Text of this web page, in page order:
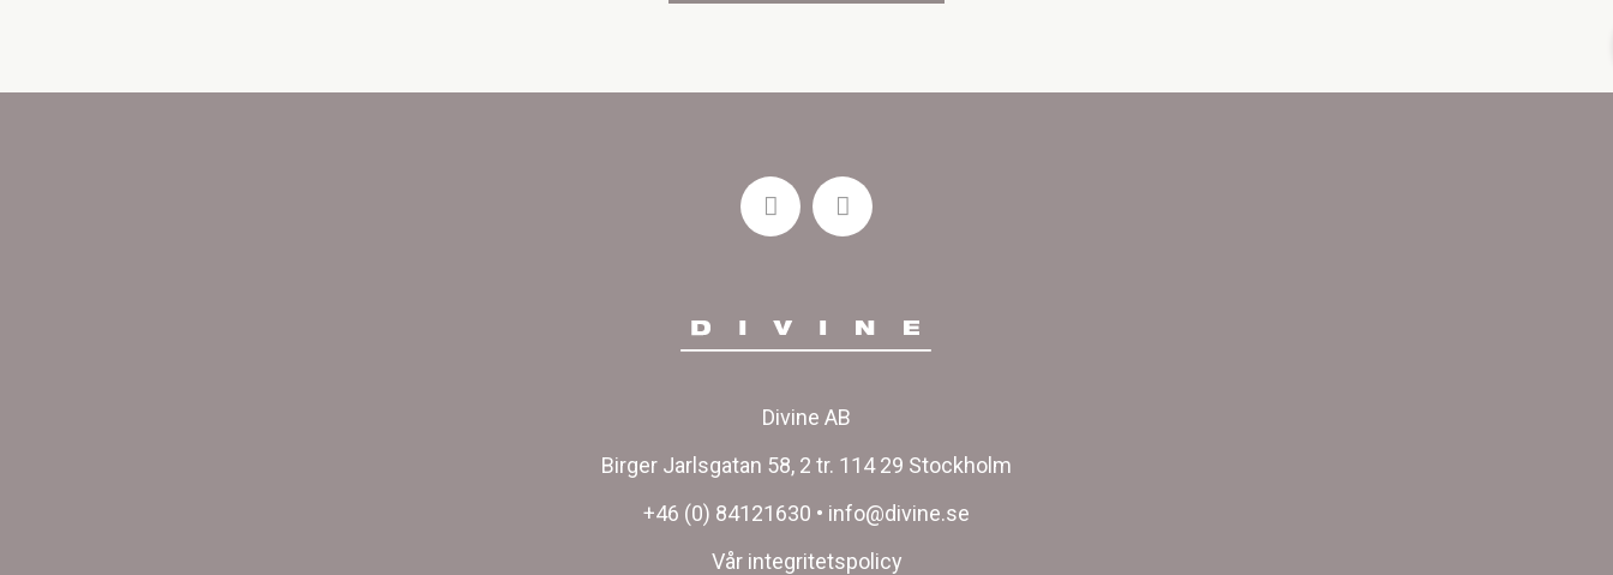
Divine AB
Birger Jarlsgatan 58, 2 tr. 114 29 Stockholm
+46 (0) 84121630 • info@divine.se
Vår integritetspolicy